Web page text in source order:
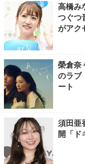
高橋み
つぐつ
がアク
榮倉奈
のラブ
ート
須田亜
開「ド